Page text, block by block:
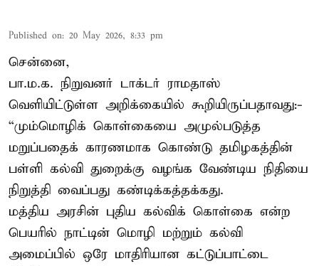
Published on: 20 May 2026, 8:33 pm
சென்னை,
பா.ம.க. நிறுவனர் டாக்டர் ராமதாஸ்
வெளியிட்டுள்ள அறிக்கையில் கூறியிருப்பதாவது:-
“மும்மொழிக் கொள்கையை அமுல்படுத்த
மறுப்பதைக் காரணமாக கொண்டு தமிழகத்தின்
பள்ளி கல்வி துறைக்கு வழங்க வேண்டிய நிதியை
நிறுத்தி வைப்பது கண்டிக்கத்தக்கது.
மத்திய அரசின் புதிய கல்விக் கொள்கை என்ற
பெயரில் நாட்டின் மொழி மற்றும் கல்வி
அமைப்பில் ஒரே மாதிரியான கட்டுப்பாட்டை